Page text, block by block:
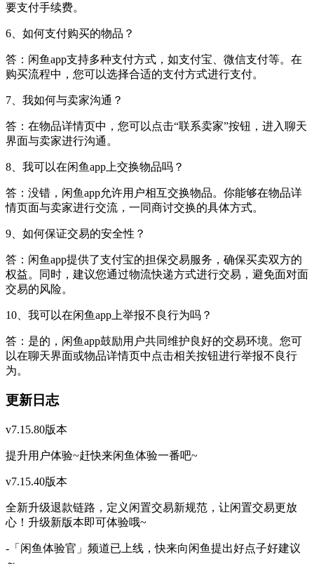
要支付手续费。
6、如何支付购买的物品？
答：闲鱼app支持多种支付方式，如支付宝、微信支付等。在
购买流程中，您可以选择合适的支付方式进行支付。
7、我如何与卖家沟通？
答：在物品详情页中，您可以点击“联系卖家”按钮，进入聊天
界面与卖家进行沟通。
8、我可以在闲鱼app上交换物品吗？
答：没错，闲鱼app允许用户相互交换物品。你能够在物品详
情页面与卖家进行交流，一同商讨交换的具体方式。
9、如何保证交易的安全性？
答：闲鱼app提供了支付宝的担保交易服务，确保买卖双方的
权益。同时，建议您通过物流快递方式进行交易，避免面对面
交易的风险。
10、我可以在闲鱼app上举报不良行为吗？
答：是的，闲鱼app鼓励用户共同维护良好的交易环境。您可
以在聊天界面或物品详情页中点击相关按钮进行举报不良行
为。
更新日志
v7.15.80版本
提升用户体验~赶快来闲鱼体验一番吧~
v7.15.40版本
全新升级退款链路，定义闲置交易新规范，让闲置交易更放
心！升级新版本即可体验哦~
-「闲鱼体验官」频道已上线，快来向闲鱼提出好点子好建议